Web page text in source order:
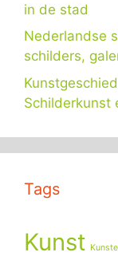
in de stad
Nederlandse
schilders,
Schilderkunst
Tags
Kunst